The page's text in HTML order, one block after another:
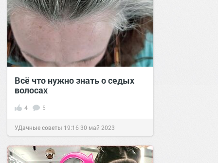
Всё что нужно знать о седых
волосах
4 5
УДачные советы 19:16 30 май 2023